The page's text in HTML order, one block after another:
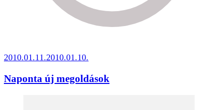
2010.01.11.2010.01.10.
Naponta új megoldások